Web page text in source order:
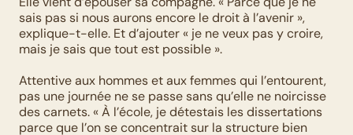
sais pas si nous aurons encore le droit à l’avenir »,
explique-t-elle. Et d’ajouter « je ne veux pas y croire,
mais je sais que tout est possible ».
Attentive aux hommes et aux femmes qui l’entourent,
pas une journée ne se passe sans qu’elle ne noircisse
des carnets. « À l’école, je détestais les dissertations
parce que l’on se concentrait sur la structure bien